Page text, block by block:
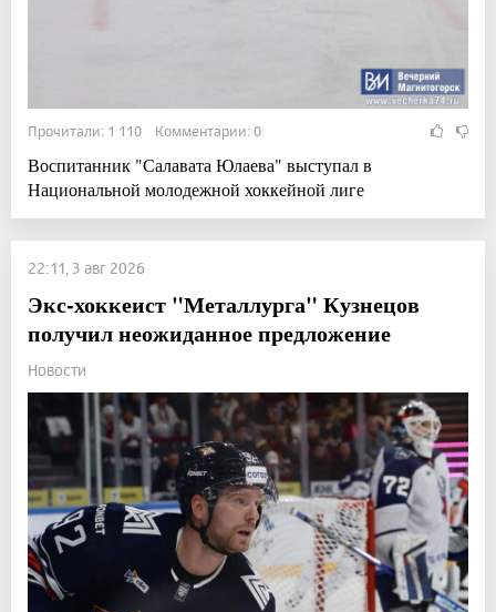
Прочитали: 1 110 Комментарии: 0
Воспитанник "Салавата Юлаева" выступал в
Национальной молодежной хоккейной лиге
22:11, 3 авг 2026
Экс-хоккеист "Металлурга" Кузнецов
получил неожиданное предложение
Новости